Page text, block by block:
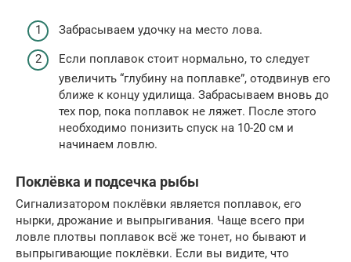
Забрасываем удочку на место лова.
Если поплавок стоит нормально, то следует
увеличить “глубину на поплавке”, отодвинув его
ближе к концу удилища. Забрасываем вновь до
тех пор, пока поплавок не ляжет. После этого
необходимо понизить спуск на 10-20 см и
начинаем ловлю.
Поклёвка и подсечка рыбы
Сигнализатором поклёвки является поплавок, его
нырки, дрожание и выпрыгивания. Чаще всего при
ловле плотвы поплавок всё же тонет, но бывают и
выпрыгивающие поклёвки. Если вы видите, что